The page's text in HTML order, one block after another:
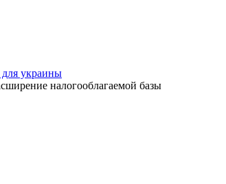
для украины
налогооблагаемой базы